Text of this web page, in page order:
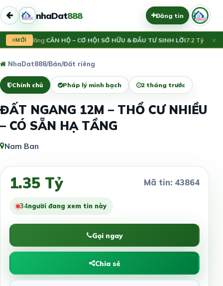
nhaDat888 Đăng tin
MỚI
Vừa đăng:CĂN HỘ – CƠ HỘI SỞ HỮU & ĐẦU TƯ SINH LỜI7.2 Tỷ ×
NhaDat888/Bán/Đất riêng
Chính chủ Pháp lý minh bạch 2 tháng trước
ĐẤT NGANG 12M – THỔ CƯ NHIỀU
– CÓ SẴN HẠ TẦNG
Nam Ban
1.35 Tỷ Mã tin: 43864
34người đang xem tin này
Gọi ngay
Chia sẻ